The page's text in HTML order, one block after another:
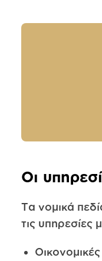
Οι
Τα νομικά
τις υπηρεσίες